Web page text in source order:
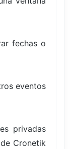
fechas o
eventos
privadas
Cronetik